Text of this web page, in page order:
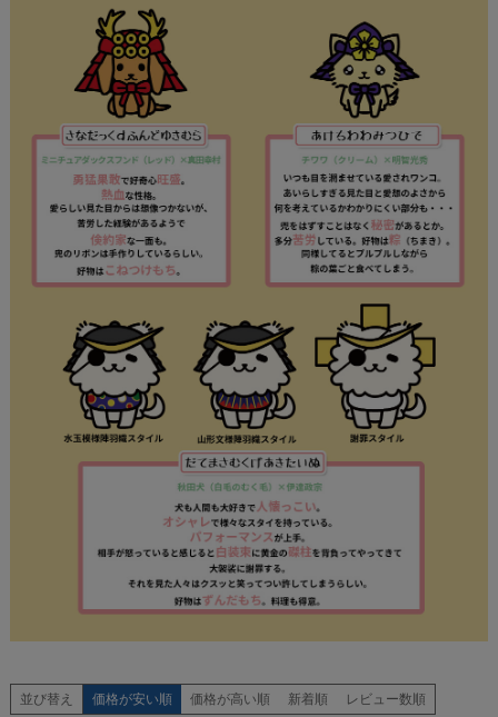
並び替え 価格が安い順 価格が高い順 新着順 レビュー数順